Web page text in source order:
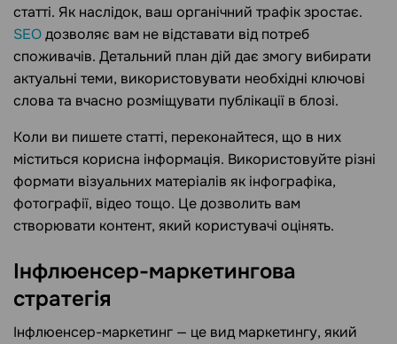
статті. Як наслідок, ваш органічний трафік зростає.
SEOдозволяє вам не відставати від потреб
споживачів. Детальний план дій дає змогу вибирати
актуальні теми, використовувати необхідні ключові
слова та вчасно розміщувати публікації в блозі.
Коли ви пишете статті, переконайтеся, що в них
міститься корисна інформація. Використовуйте різні
формати візуальних матеріалів як інфографіка,
фотографії, відео тощо. Це дозволить вам
створювати контент, який користувачі оцінять.
Інфлюенсер-маркетингова
стратегія
Інфлюенсер-маркетинг — це вид маркетингу, який